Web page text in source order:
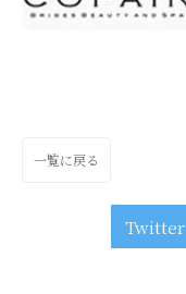
一覧に戻る
Twitter